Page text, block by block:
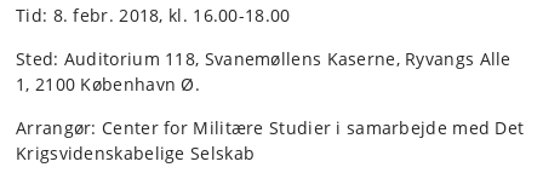
Tid: 8. febr. 2018, kl. 16.00-18.00
Sted: Auditorium 118, Svanemøllens Kaserne, Ryvangs Alle
1, 2100 København Ø.
Arrangør: Center for Militære Studier i samarbejde med Det
Krigsvidenskabelige Selskab